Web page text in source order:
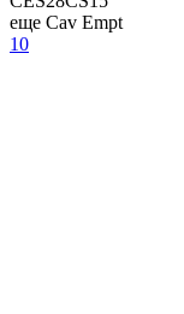
еще Cav Empt
10